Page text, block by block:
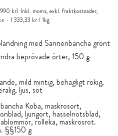
med Sannenbancha grönt
beprövade örter, 150 g
mild mintig, behagligt rökig,
ljus, söt
Koba, maskrosört,
ljungört, hasselnötsblad,
rölleka, maskrosrot.
§§150 g
kr) Inkl. moms, exkl. fraktkostnader,
1 333,33 kr / 1kg